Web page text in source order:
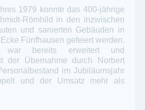
1979 konnte das 400-jährige
Römhild in den inzwischen
und sanierten Gebäuden in
Fünfhausen gefeiert werden.
war bereits erweitert und
der Übernahme durch Norbert
im Jubiläumsjahr
und der Umsatz mehr als